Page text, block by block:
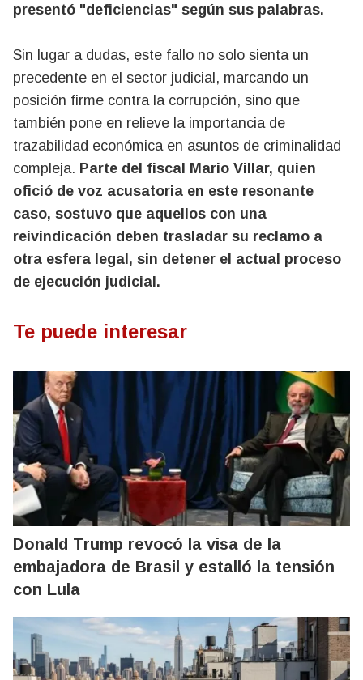
presentó "deficiencias" según sus palabras.
Sin lugar a dudas, este fallo no solo sienta un
precedente en el sector judicial, marcando un
posición firme contra la corrupción, sino que
también pone en relieve la importancia de
trazabilidad económica en asuntos de criminalidad
compleja. Parte del fiscal Mario Villar, quien
ofició de voz acusatoria en este resonante
caso, sostuvo que aquellos con una
reivindicación deben trasladar su reclamo a
otra esfera legal, sin detener el actual proceso
de ejecución judicial.
Te puede interesar
Donald Trump revocó la visa de la
embajadora de Brasil y estalló la tensión
con Lula